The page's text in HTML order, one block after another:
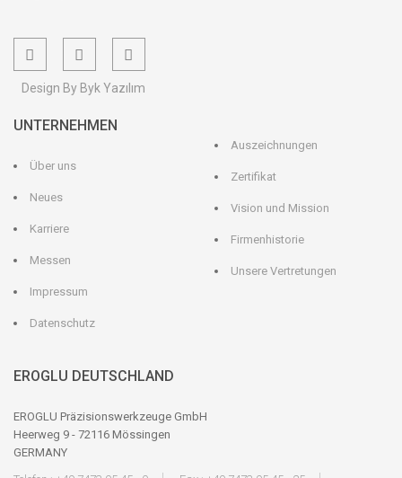
Design By Byk Yazılım
UNTERNEHMEN
Über uns
Neues
Karriere
Messen
Impressum
Datenschutz
Auszeichnungen
Zertifikat
Vision und Mission
Firmenhistorie
Unsere Vertretungen
EROGLU DEUTSCHLAND
EROGLU Präzisionswerkzeuge GmbH
Heerweg 9 - 72116 Mössingen
GERMANY